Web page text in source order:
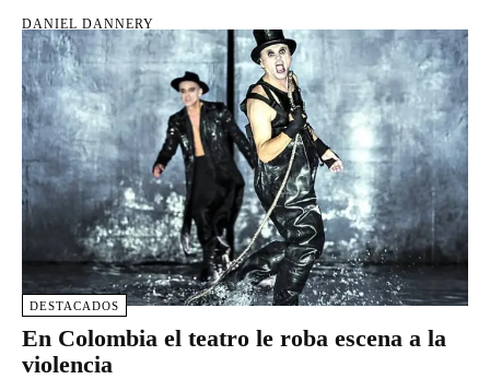
DANIEL DANNERY
DESTACADOS
En Colombia el teatro le roba escena a la
violencia